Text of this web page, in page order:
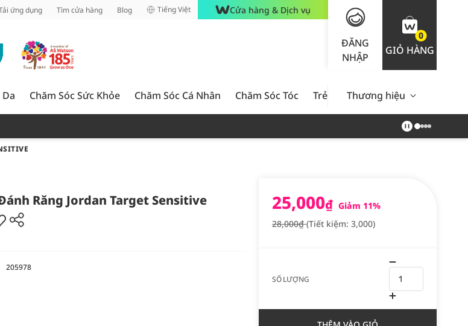
ứng dụng Tìm cửa hàng Blog Tiếng Việt Cửa hàng & Dịch vụ
ĐĂNG
NHẬP
0
GIỎ HÀNG
Chăm Sóc Sức Khỏe Chăm Sóc Cá Nhân Chăm Sóc Tóc Trẻ Em Nam Giới Chăm Sóc
Thương hiệu
Răng Jordan Target Sensitive
25,000₫ Giảm 11%
28,000₫(Tiết kiệm: 3,000)
SỐ LƯỢNG
205978